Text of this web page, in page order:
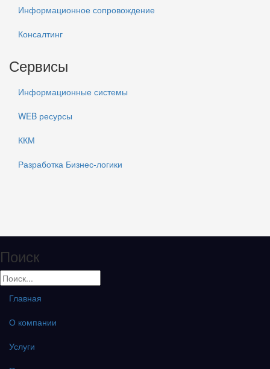
Информационное сопровождение
Консалтинг
Сервисы
Информационные системы
WEB ресурсы
ККМ
Разработка Бизнес-логики
Поиск
Главная
О компании
Услуги